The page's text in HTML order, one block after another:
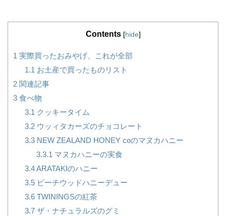
Contents [hide]
1 実際買ったおみやげ、これが全部
1.1 お土産で買ったものリスト
2 関連記事
3 食べ物
3.1 クッキータイム
3.2ウッィタカーズのチョコレート
3.3NEW ZEALAND HONEY coのマヌカハニー
3.3.1 マヌカハニーの実食
3.4ARATAKIのハニー
3.5ビーチウッドハニーデュー
3.6TWININGSの紅茶
3.7ザ・ナチュラルズのグミ